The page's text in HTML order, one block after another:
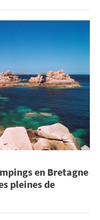
en Bretagne
pleines de